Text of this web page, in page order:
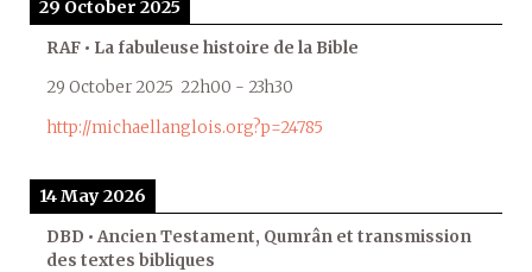
29 October 2025
RAF • La fabuleuse histoire de la Bible
29 October 2025 22h00 - 23h30
http://michaellanglois.org?p=24785
14 May 2026
DBD • Ancien Testament, Qumrân et transmission
des textes bibliques